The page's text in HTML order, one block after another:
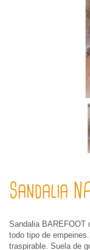
Sandalia
Sandalia BAREFOOT
todo tipo de
traspirable. Suela de